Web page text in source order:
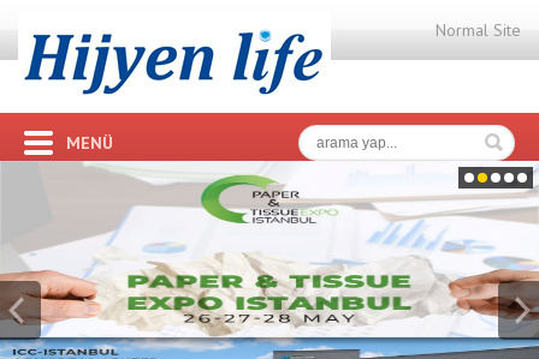
Normal Site
MENÜ
1 2 3 4
Prev